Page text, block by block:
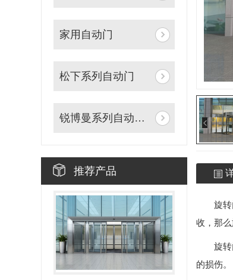
家用自动门
松下系列自动门
锐博曼系列自动门机
推荐产品
旋
收，那
旋
的损伤。